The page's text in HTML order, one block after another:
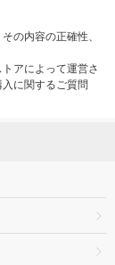
の内容の正確性、
アによって運営さ
に関するご質問